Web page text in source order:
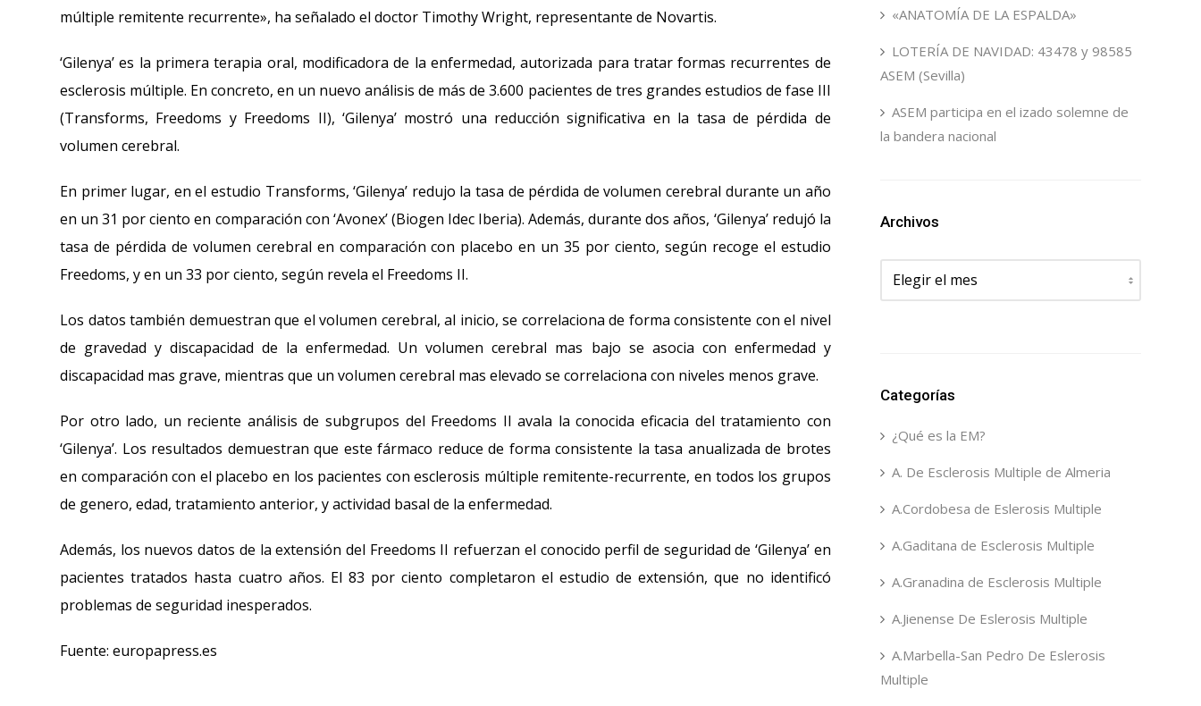
múltiple remitente recurrente», ha señalado el doctor Timothy Wright, representante de Novartis.
‘Gilenya’ es la primera terapia oral, modificadora de la enfermedad, autorizada para tratar formas recurrentes de
esclerosis múltiple. En concreto, en un nuevo análisis de más de 3.600 pacientes de tres grandes estudios de fase III
(Transforms, Freedoms y Freedoms II), ‘Gilenya’ mostró una reducción significativa en la tasa de pérdida de
volumen cerebral.
En primer lugar, en el estudio Transforms, ‘Gilenya’ redujo la tasa de pérdida de volumen cerebral durante un año
en un 31 por ciento en comparación con ‘Avonex’ (Biogen Idec Iberia). Además, durante dos años, ‘Gilenya’ redujó la
tasa de pérdida de volumen cerebral en comparación con placebo en un 35 por ciento, según recoge el estudio
Freedoms, y en un 33 por ciento, según revela el Freedoms II.
Los datos también demuestran que el volumen cerebral, al inicio, se correlaciona de forma consistente con el nivel
de gravedad y discapacidad de la enfermedad. Un volumen cerebral mas bajo se asocia con enfermedad y
discapacidad mas grave, mientras que un volumen cerebral mas elevado se correlaciona con niveles menos grave.
Por otro lado, un reciente análisis de subgrupos del Freedoms II avala la conocida eficacia del tratamiento con
‘Gilenya’. Los resultados demuestran que este fármaco reduce de forma consistente la tasa anualizada de brotes
en comparación con el placebo en los pacientes con esclerosis múltiple remitente-recurrente, en todos los grupos
de genero, edad, tratamiento anterior, y actividad basal de la enfermedad.
Además, los nuevos datos de la extensión del Freedoms II refuerzan el conocido perfil de seguridad de ‘Gilenya’ en
pacientes tratados hasta cuatro años. El 83 por ciento completaron el estudio de extensión, que no identificó
problemas de seguridad inesperados.
Fuente: europapress.es
«ANATOMÍA DE LA ESPALDA»
LOTERÍA DE NAVIDAD: 43478 y 98585
ASEM (Sevilla)
ASEM participa en el izado solemne de
la bandera nacional
Archivos
Archivos
Categorías
¿Qué es la EM?
A. De Esclerosis Multiple de Almeria
A.Cordobesa de Eslerosis Multiple
A.Gaditana de Esclerosis Multiple
A.Granadina de Esclerosis Multiple
A.Jienense De Eslerosis Multiple
A.Marbella-San Pedro De Eslerosis
Multiple